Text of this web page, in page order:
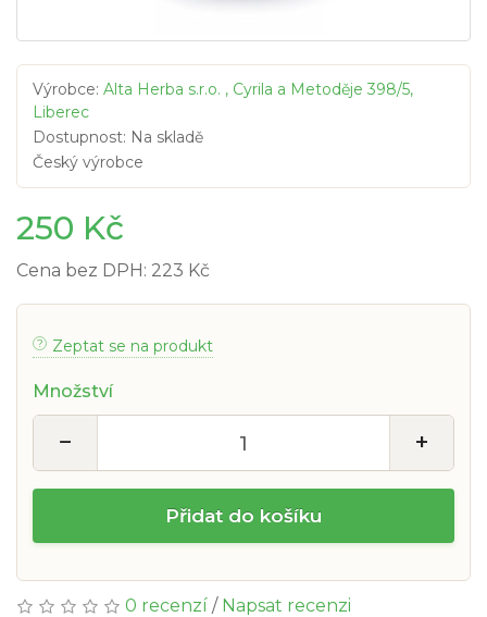
Výrobce: Alta Herba s.r.o. , Cyrila a Metoděje 398/5,
Liberec
Dostupnost: Na skladě
Český výrobce
250 Kč
Cena bez DPH: 223 Kč
Zeptat se na produkt
Množství
− +
Přidat do košíku
0 recenzí / Napsat recenzi